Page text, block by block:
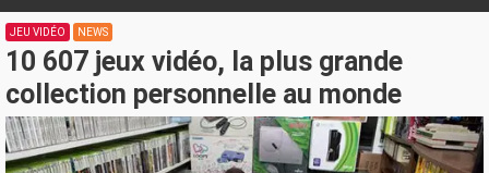
JEU VIDÉO NEWS
10 607 jeux vidéo, la plus grande
collection personnelle au monde